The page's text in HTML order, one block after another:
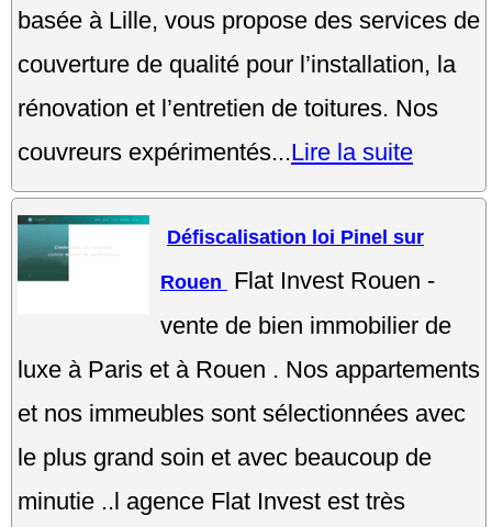
basée à Lille, vous propose des services de
couverture de qualité pour l’installation, la
rénovation et l’entretien de toitures. Nos
couvreurs expérimentés...Lire la suite
Défiscalisation loi Pinel sur
Rouen
Flat Invest Rouen -
vente de bien immobilier de
luxe à Paris et à Rouen . Nos appartements
et nos immeubles sont sélectionnées avec
le plus grand soin et avec beaucoup de
minutie ..l agence Flat Invest est très